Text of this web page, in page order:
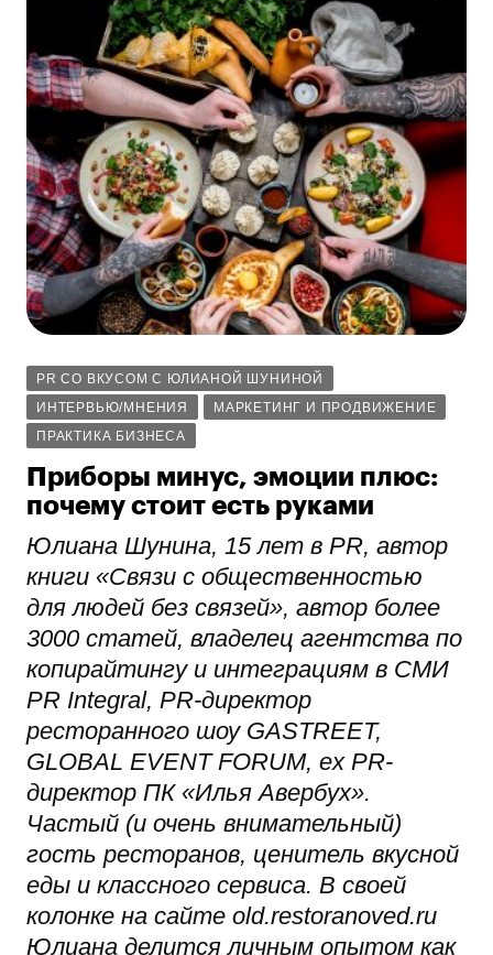
PR СО ВКУСОМ С ЮЛИАНОЙ ШУНИНОЙ
ИНТЕРВЬЮ/МНЕНИЯ
МАРКЕТИНГ И ПРОДВИЖЕНИЕ
ПРАКТИКА БИЗНЕСА
Приборы минус, эмоции плюс:
почему стоит есть руками
Юлиана Шунина, 15 лет в PR, автор
книги «Связи с общественностью
для людей без связей», автор более
3000 статей, владелец агентства по
копирайтингу и интеграциям в СМИ
PR Integral, PR-директор
ресторанного шоу GASTREET,
GLOBAL EVENT FORUM, ex PR-
директор ПК «Илья Авербух».
Частый (и очень внимательный)
гость ресторанов, ценитель вкусной
еды и классного сервиса. В своей
колонке на сайте old.restoranoved.ru
Юлиана делится личным опытом как